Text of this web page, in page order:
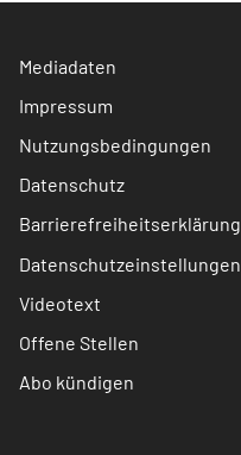
Mediadaten
Impressum
Nutzungsbedingungen
Datenschutz
Barrierefreiheitserklärung
Datenschutzeinstellungen
Videotext
Offene Stellen
Abo kündigen